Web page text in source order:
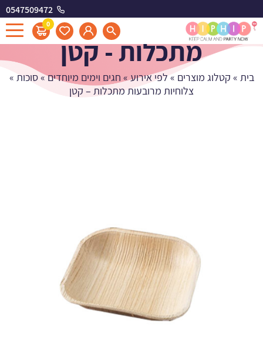
0547509472
0
צלוחיות מרובעות
מתכלות - קטן
בית » קטלוג מוצרים » לפי אירוע» חגים וימים מיוחדים»סוכות »
צלוחיות מרובעות מתכלות – קטן